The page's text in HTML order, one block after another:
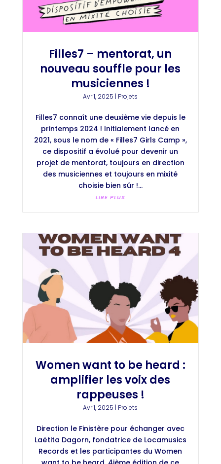
Filles7 – mentorat, un
nouveau souffle pour les
musiciennes !
Avr 1, 2025 | Projets
Filles7 connaît une deuxième vie depuis le
printemps 2024 ! Initialement lancé en
2021, sous le nom de « Filles7 Girls Camp »,
ce dispositif a évolué pour devenir un
projet de mentorat, toujours en direction
des musiciennes et toujours en mixité
choisie bien sûr !...
LIRE PLUS
Women want to be heard :
amplifier les voix des
rappeuses !
Avr 1, 2025 | Projets
Direction le Finistère pour échanger avec
Laëtita Dagorn, fondatrice de Locamusics
Records et les participantes du Women